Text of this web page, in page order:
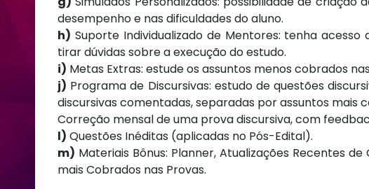
desempenho e nas dificuldades do aluno.
h) Suporte Individualizado de Mentores: tenha
tirar dúvidas sobre a execução do estudo.
i) Metas Extras: estude os assuntos menos cobrados
j) Programa de Discursivas: estudo de questões
discursivas comentadas, separadas por assuntos mais
Correção mensal de uma prova discursiva, com
l) Questões Inéditas (aplicadas no Pós-Edital).
m) Materiais Bônus: Planner, Atualizações Recentes
mais Cobrados nas Provas.